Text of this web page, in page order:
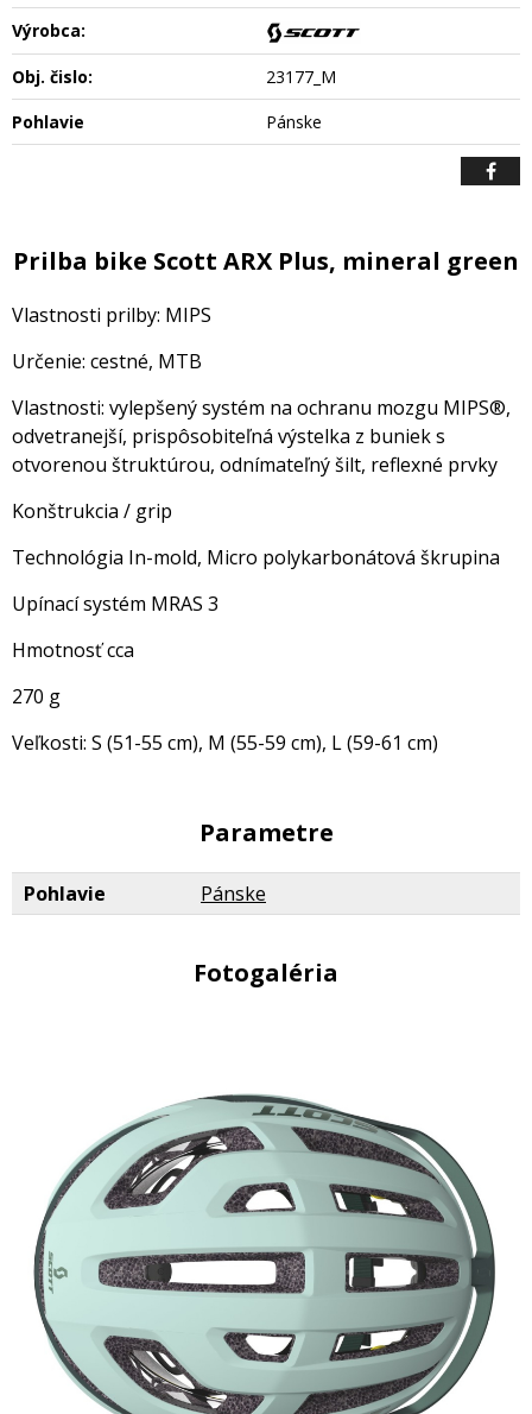
Výrobca:
Obj. čislo:
23177_M
Pohlavie
Pánske
Prilba bike Scott ARX Plus, mineral green
Vlastnosti prilby: MIPS
Určenie: cestné, MTB
Vlastnosti: vylepšený systém na ochranu mozgu MIPS®,
odvetranejší, prispôsobiteľná výstelka z buniek s
otvorenou štruktúrou, odnímateľný šilt, reflexné prvky
Konštrukcia / grip
Technológia In-mold, Micro polykarbonátová škrupina
Upínací systém MRAS 3
Hmotnosť cca
270 g
Veľkosti: S (51-55 cm), M (55-59 cm), L (59-61 cm)
Parametre
Pohlavie Pánske
Fotogaléria